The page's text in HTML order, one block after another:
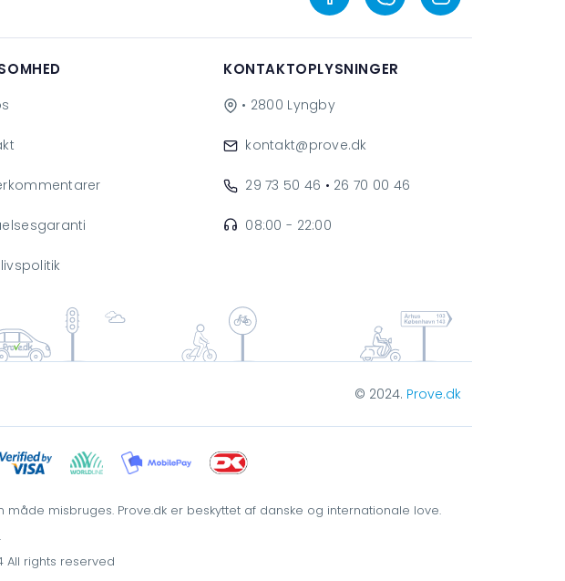
KONTAKTOPLYSNINGER
• 2800 Lyngby
kontakt@prove.dk
29 73 50 46 • 26 70 00 46
08:00 - 22:00
© 2024. Prove.dk
misbruges. Prove.dk er beskyttet af danske og internationale love.
rights reserved